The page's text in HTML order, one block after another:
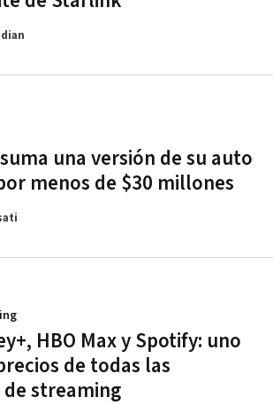
una versión de su auto
menos de $30 millones
HBO Max y Spotify: uno
de todas las
streaming